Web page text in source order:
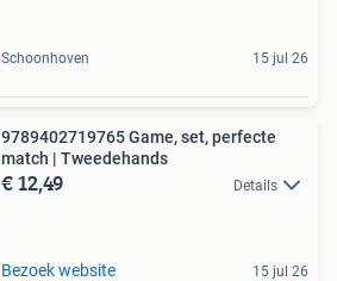
Schoonhoven 15 jul 26
9789402719765 Game, set, perfecte
match | Tweedehands
€ 12,49 Details
Bezoek website 15 jul 26